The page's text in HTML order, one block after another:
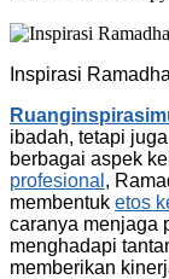
Inspirasi
ibadah, tetapi
berbagai aspek
profesional ,
membentuk etos
caranya menjaga
menghadapi
memberikan